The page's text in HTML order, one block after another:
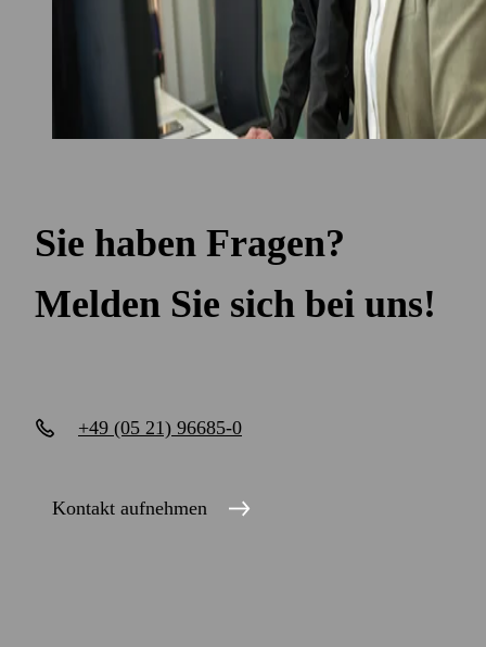
Sie haben Fragen?
Melden Sie sich bei uns!
+49 (05 21) 96685-0
Kontakt aufnehmen